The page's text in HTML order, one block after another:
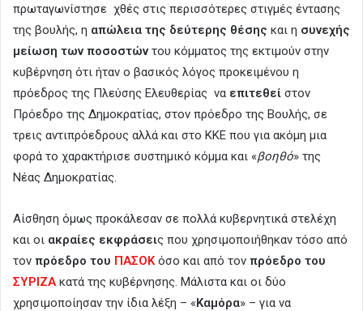
πρωταγωνίστησε χθές στις περισσότερες στιγμές έντασης
της βουλής, η απώλεια της δεύτερης θέσης και η συνεχής
μείωση των ποσοστών του κόμματος της εκτιμούν στην
κυβέρνηση ότι ήταν ο βασικός λόγος προκειμένου η
πρόεδρος της Πλεύσης Ελευθερίας να επιτεθεί στον
Πρόεδρο της Δημοκρατίας, στον πρόεδρο της Βουλής, σε
τρεις αντιπρόεδρους αλλά και στο ΚΚΕ που για ακόμη μια
φορά το χαρακτήρισε συστημικό κόμμα και «βοηθό» της
Νέας Δημοκρατίας.
Αίσθηση όμως προκάλεσαν σε πολλά κυβερνητικά στελέχη
και οι ακραίες εκφράσεις που χρησιμοποιήθηκαν τόσο από
τον πρόεδρο του ΠΑΣΟΚ όσο και από τον πρόεδρο του
ΣΥΡΙΖΑ κατά της κυβέρνησης. Μάλιστα και οι δύο
χρησιμοποίησαν την ίδια λέξη – «Καμόρα» – για να